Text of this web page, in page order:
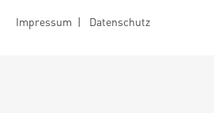
Impressum | Datenschutz